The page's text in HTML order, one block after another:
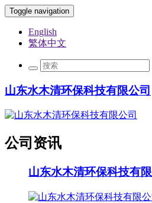
Toggle navigation
English
繁体中文
山东水木清环保科技有限公司
公司资讯
山东水木清环保科技有